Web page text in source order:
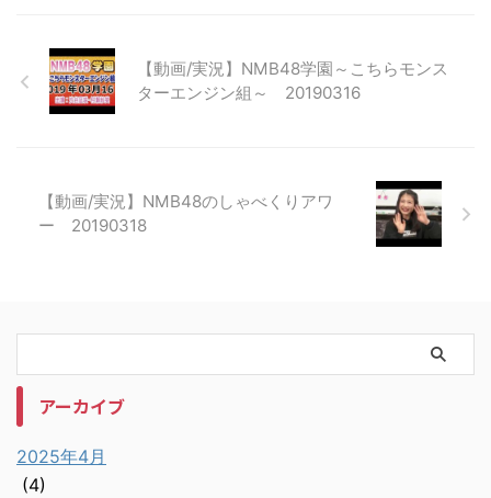
【動画/実況】NMB48学園～こちらモンス
ターエンジン組～ 20190316
【動画/実況】NMB48のしゃべくりアワ
ー 20190318
アーカイブ
2025年4月
(4)